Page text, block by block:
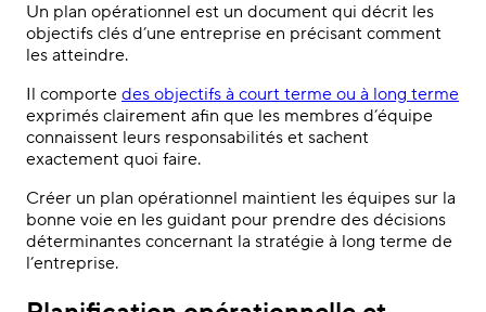
Un plan opérationnel est un document qui décrit les
objectifs clés d’une entreprise en précisant comment
les atteindre.
Il comporte des objectifs à court terme ou à long terme
exprimés clairement afin que les membres d’équipe
connaissent leurs responsabilités et sachent
exactement quoi faire.
Créer un plan opérationnel maintient les équipes sur la
bonne voie en les guidant pour prendre des décisions
déterminantes concernant la stratégie à long terme de
l’entreprise.